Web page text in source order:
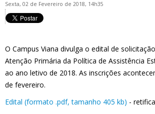
Sexta, 02 de Fevereiro de 2018, 14h35
O Campus Viana divulga o edital de
Atenção Primária da Política de Assistência
ao ano letivo de 2018. As inscrições
de fevereiro.
Edital (formato .pdf, tamanho 405 kb) -